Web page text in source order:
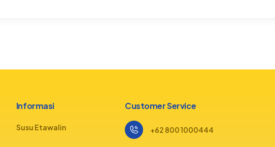
Informasi
Susu Etawalin
Customer Service
+62 800 1000444